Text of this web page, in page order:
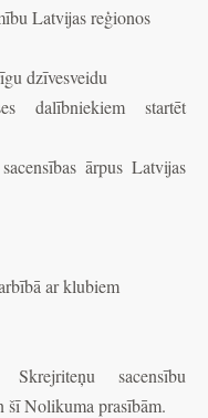
Latvijas reģionos
dzīvesveidu
dalībniekiem startēt
ārpus Latvijas
ar klubiem
sacensību
šī Nolikuma prasībām.